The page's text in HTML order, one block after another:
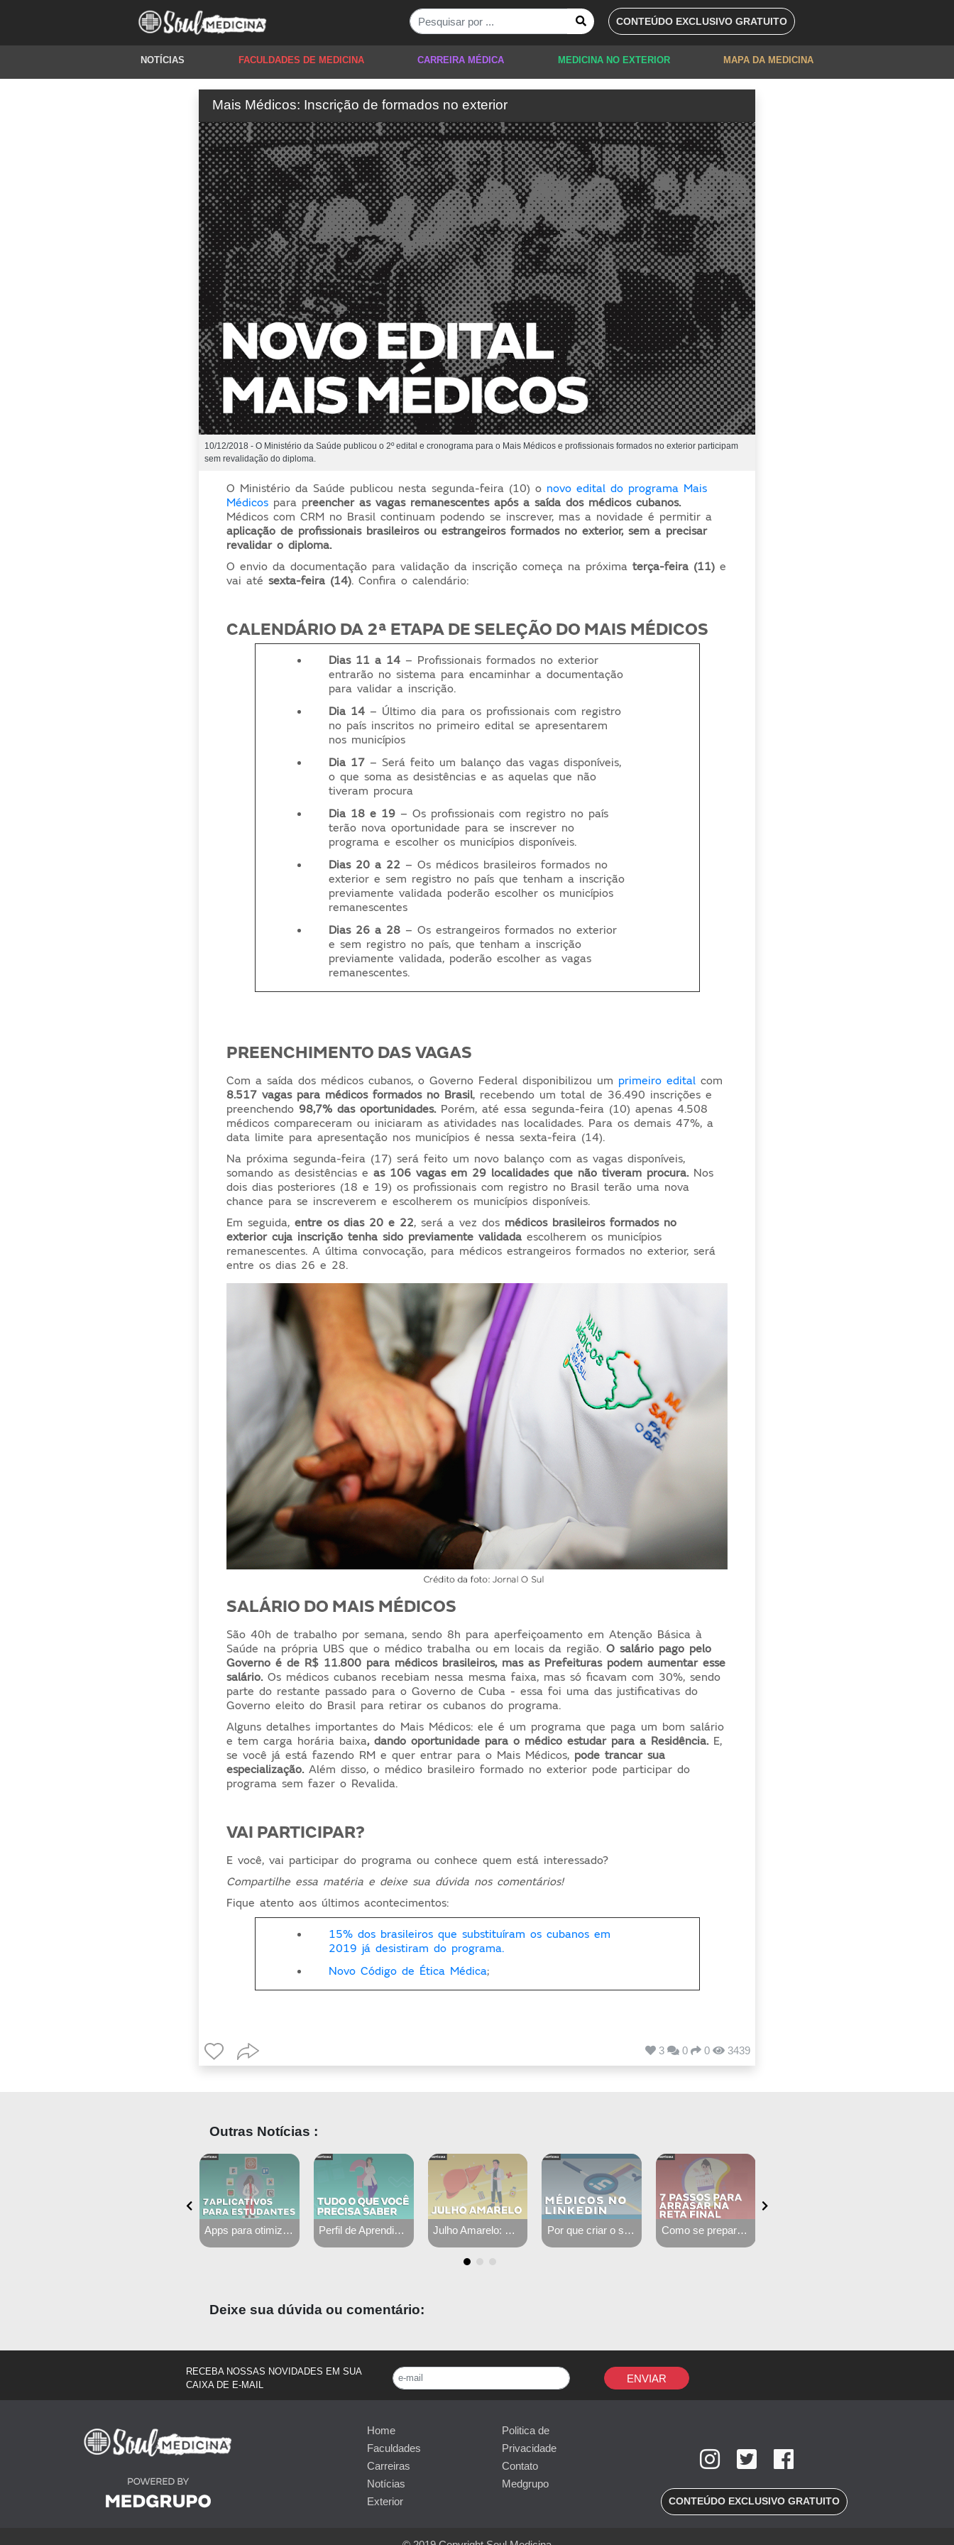
CONTEÚDO EXCLUSIVO GRATUITO
NOTÍCIAS FACULDADES DE MEDICINA CARREIRA MÉDICA MEDICINA NO EXTERIOR MAPA DA MEDICINA
Mais Médicos: Inscrição de formados no exterior
10/12/2018 - O Ministério da Saúde publicou o 2º edital e cronograma para o Mais Médicos e profissionais formados no exterior participam
sem revalidação do diploma.
O Ministério da Saúde publicou nesta segunda-feira (10) o novo edital do programa Mais
Médicos para preencher as vagas remanescentes após a saída dos médicos cubanos.
Médicos com CRM no Brasil continuam podendo se inscrever, mas a novidade é permitir a
aplicação de profissionais brasileiros ou estrangeiros formados no exterior, sem a precisar
revalidar o diploma.
O envio da documentação para validação da inscrição começa na próximaterça-feira (11)e
vai até sexta-feira (14). Confira o calendário:
CALENDÁRIO DA 2ª ETAPA DE SELEÇÃO DO MAIS MÉDICOS
Dias 11 a 14 – Profissionais formados no exterior
entrarão no sistema para encaminhar a documentação
para validar a inscrição.
Dia 14 – Último dia para os profissionais com registro
no país inscritos no primeiro edital se apresentarem
nos municípios
Dia 17 – Será feito um balanço das vagas disponíveis,
o que soma as desistências e as aquelas que não
tiveram procura
Dia 18 e 19 – Os profissionais com registro no país
terão nova oportunidade para se inscrever no
programa e escolher os municípios disponíveis.
Dias 20 a 22 – Os médicos brasileiros formados no
exterior e sem registro no país que tenham a inscrição
previamente validada poderão escolher os municípios
remanescentes
Dias 26 a 28 – Os estrangeiros formados no exterior
e sem registro no país, que tenham a inscrição
previamente validada, poderão escolher as vagas
remanescentes.
PREENCHIMENTO DAS VAGAS
Com a saída dos médicos cubanos, o Governo Federal disponibilizou um primeiro edital com
8.517 vagas para médicos formados no Brasil, recebendo um total de 36.490 inscrições e
preenchendo98,7% das oportunidades.Porém, até essa segunda-feira (10) apenas 4.508
médicos compareceram ou iniciaram as atividades nas localidades. Para os demais 47%, a
data limite para apresentação nos municípios é nessa sexta-feira (14).
Na próxima segunda-feira (17) será feito um novo balanço com as vagas disponíveis,
somando as desistências eas 106 vagas em 29 localidades que não tiveram procura.Nos
dois dias posteriores (18 e 19) os profissionais com registro no Brasil terão uma nova
chance para se inscreverem e escolherem os municípios disponíveis.
Em seguida,entre os dias 20 e 22, será a vez dos médicos brasileiros formados no
exterior cuja inscrição tenha sido previamente validada escolherem os municípios
remanescentes. A última convocação, para médicos estrangeiros formados no exterior, será
entre os dias 26 e 28.
SALÁRIO DO MAIS MÉDICOS
São 40h de trabalho por semana, sendo 8h para aperfeiçoamento em Atenção Básica à
Saúde na própria UBS que o médico trabalha ou em locais da região.O salário pago pelo
Governo é de R$ 11.800 para médicos brasileiros, mas as Prefeituras podem aumentar esse
salário.Os médicos cubanos recebiam nessa mesma faixa, mas só ficavam com 30%, sendo
parte do restante passado para o Governo de Cuba - essa foi uma das justificativas do
Governo eleito do Brasil para retirar os cubanos do programa.
Alguns detalhes importantes do Mais Médicos: ele é um programa que paga um bom salário
e tem carga horária baixa, dando oportunidade para o médico estudar para a Residência.E,
se você já está fazendo RM e quer entrar para o Mais Médicos, pode trancar sua
especialização.Além disso, o médico brasileiro formado no exterior pode participar do
programa sem fazer o Revalida.
VAI PARTICIPAR?
E você, vai participar do programa ou conhece quem está interessado?
Compartilhe essa matéria e deixe sua dúvida nos comentários!
Fique atento aos últimos acontecimentos:
15% dos brasileiros que substituíram os cubanos em
2019 já desistiram do programa.
Novo Código de Ética Médica;
3 0 0 3439
Outras Notícias :
Perfil de Aprendizagem - Método Kolb Julho Amarelo: mês da conscientização das hepatites virais Por que criar o seu perfil médico no Linkedin?! Como se preparar para a reta final em 7 passos Descubra o seu perfil de aprendizagem
Deixe sua dúvida ou comentário:
RECEBA NOSSAS NOVIDADES EM SUA
CAIXA DE E-MAIL
ENVIAR
Home
Faculdades
Carreiras
Notícias
Exterior
Politica de
Privacidade
Contato
Medgrupo
CONTEÚDO EXCLUSIVO GRATUITO